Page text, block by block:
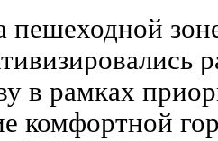
пешеходной
в рамках
комфортной